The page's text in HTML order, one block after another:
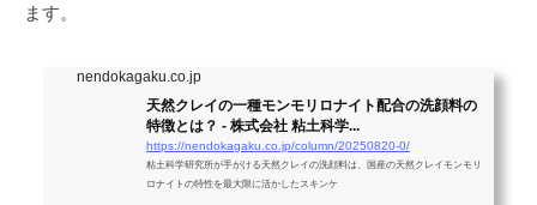
ます。
nendokagaku.co.jp
天然クレイの一種モンモリロナイト配合の洗顔料の
特徴とは？ - 株式会社 粘土科学...
https://nendokagaku.co.jp/column/20250820-0/
粘土科学研究所が手がける天然クレイの洗顔料は、国産の天然クレイモンモリ
ロナイトの特性を最大限に活かしたスキンケ